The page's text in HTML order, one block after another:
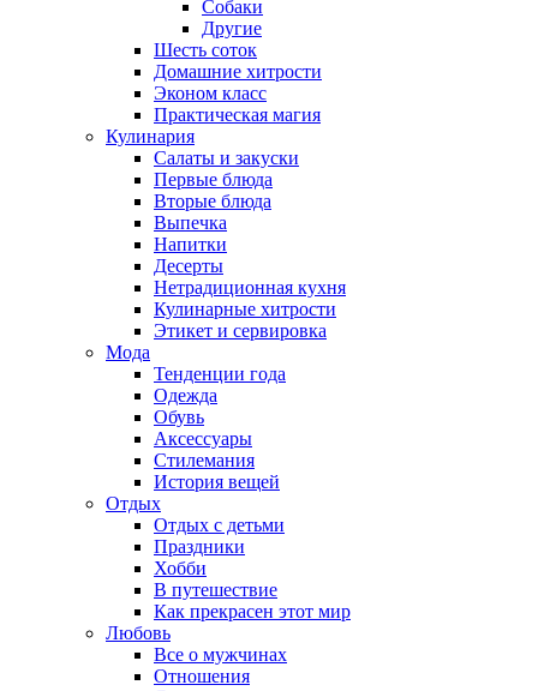
Собаки
Другие
Шесть соток
Домашние хитрости
Эконом класс
Практическая магия
Кулинария
Салаты и закуски
Первые блюда
Вторые блюда
Выпечка
Напитки
Десерты
Нетрадиционная кухня
Кулинарные хитрости
Этикет и сервировка
Мода
Тенденции года
Одежда
Обувь
Аксессуары
Стилемания
История вещей
Отдых
Отдых с детьми
Праздники
Хобби
В путешествие
Как прекрасен этот мир
Любовь
Все о мужчинах
Отношения